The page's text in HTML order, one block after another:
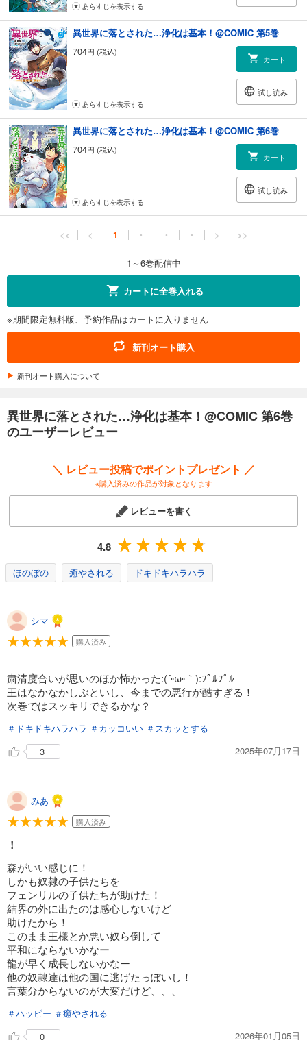
あらすじを表示する
異世界に落とされた…浄化は基本！@COMIC 第5巻
704円 (税込)
カート
試し読み
あらすじを表示する
異世界に落とされた…浄化は基本！@COMIC 第6巻
704円 (税込)
カート
試し読み
あらすじを表示する
<< < 1 ・ ・ ・ > >>
1～6巻配信中
カートに全巻入れる
※期間限定無料版、予約作品はカートに入りません
新刊オート購入
新刊オート購入について
異世界に落とされた…浄化は基本！@COMIC 第6巻
のユーザーレビュー
＼ レビュー投稿でポイントプレゼント ／
※購入済みの作品が対象となります
レビューを書く
4.8
ほのぼの 癒やされる ドキドキハラハラ
シマ
購入済み
粛清度合いが思いのほか怖かった:(´◦ω◦｀):ﾌﾟﾙﾌﾟﾙ
王はなかなかしぶといし、今までの悪行が酷すぎる！
次巻ではスッキリできるかな？
＃ドキドキハラハラ ＃カッコいい ＃スカッとする
3
2025年07月17日
みあ
購入済み
！
森がいい感じに！
しかも奴隷の子供たちを
フェンリルの子供たちが助けた！
結界の外に出たのは感心しないけど
助けたから！
このまま王様とか悪い奴ら倒して
平和にならないかなー
龍が早く成長しないかなー
他の奴隷達は他の国に逃げたっぽいし！
言葉分からないのが大変だけど、、、
＃ハッピー ＃癒やされる
0
2026年01月05日